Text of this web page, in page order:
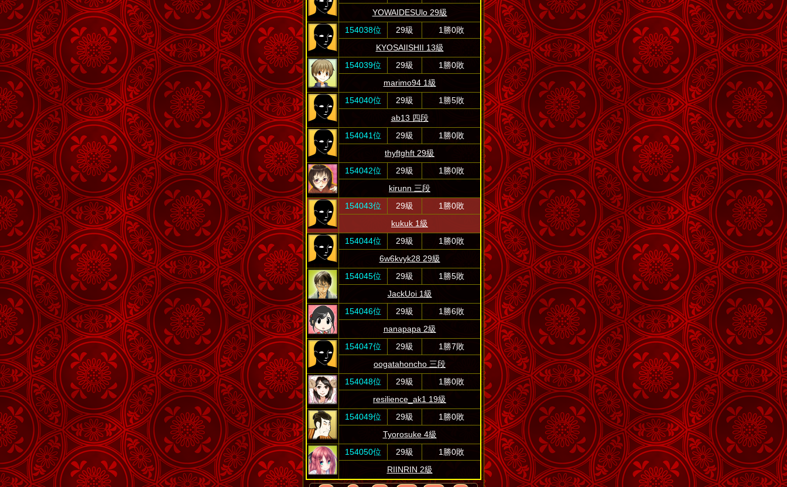
YOWAIDESUlo 29級
154038位
29級
1勝0敗
KYOSAIISHII 13級
154039位
29級
1勝0敗
marimo94 1級
154040位
29級
1勝5敗
ab13 四段
154041位
29級
1勝0敗
thyftghft 29級
154042位
29級
1勝0敗
kirunn 三段
154043位
29級
1勝0敗
kukuk 1級
154044位
29級
1勝0敗
6w6kvyk28 29級
154045位
29級
1勝5敗
JackUoi 1級
154046位
29級
1勝6敗
nanapapa 2級
154047位
29級
1勝7敗
oogatahoncho 三段
154048位
29級
1勝0敗
resilience_ak1 19級
154049位
29級
1勝0敗
Tyorosuke 4級
154050位
29級
1勝0敗
RIINRIN 2級